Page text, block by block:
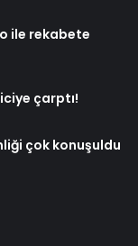
ile rekabete
çarptı!
çok konuşuldu